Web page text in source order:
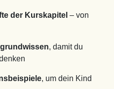
der Kurskapitel – von
, damit du
, um dein Kind